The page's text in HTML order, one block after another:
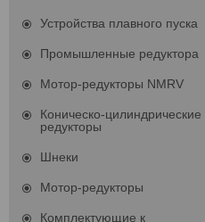
Устройства плавного пуска
Промышленные редуктора
Мотор-редукторы NMRV
Коническо-цилиндрические
редукторы
Шнеки
Мотор-редукторы
Комплектующие к